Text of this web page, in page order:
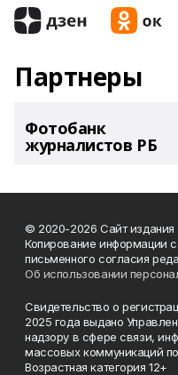
Партнеры
Фотобанк
журналистов РБ
© 2020-2026 Сайт
Копирование информации
письменного согласия
Об использовании
Свидетельство о
2025 года выдано
надзору в сфере связи,
массовых коммуникаций
Возрастная категория 12+